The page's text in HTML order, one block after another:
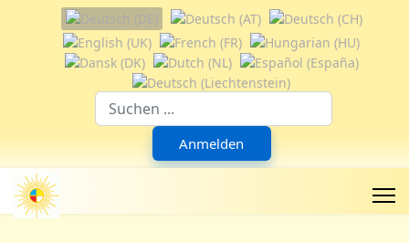
Sprache auswählen
Anmelden